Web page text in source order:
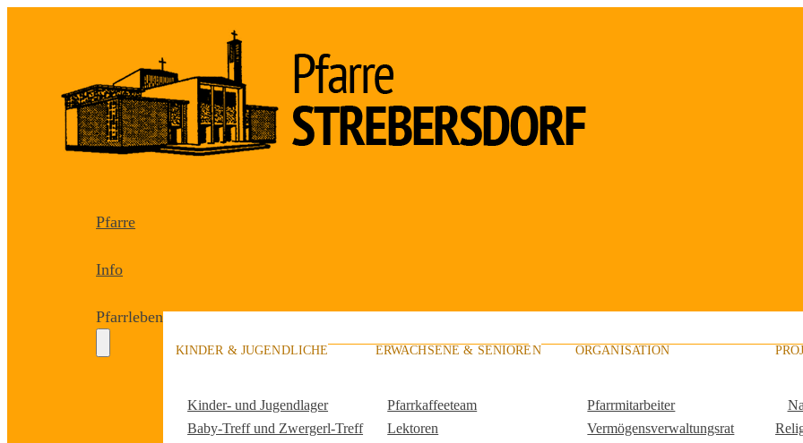
Pfarre
Info
Pfarrleben
KINDER & JUGENDLICHE
Kinder- und Jugendlager
Baby-Treff und Zwergerl-Treff
ERWACHSENE & SENIOREN
Pfarrkaffeeteam
Lektoren
ORGANISATION
Pfarrmitarbeiter
Vermögensverwaltungsrat